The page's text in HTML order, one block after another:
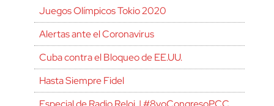
Juegos Olímpicos Tokio 2020
Alertas ante el Coronavirus
Cuba contra el Bloqueo de EE.UU.
Hasta Siempre Fidel